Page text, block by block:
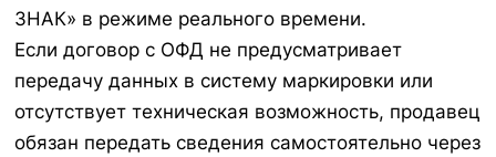
ЗНАК» в режиме реального времени.
Если договор с ОФД не предусматривает
передачу данных в систему маркировки или
отсутствует техническая возможность, продавец
обязан передать сведения самостоятельно через